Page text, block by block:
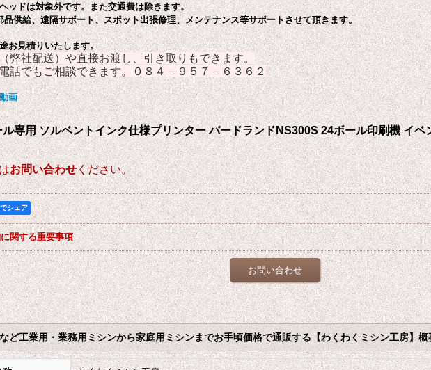
ッドは対象外です。また交通費は除きます。
品供給、遠隔サポート、スポット出張修理、メンテナンス等サポートさせて頂きます。
お見積りいたします。
弊社配送）や直接お渡し、引き取りもできます。
話でもご相談できます。０８４－９５７－６３６２
画
専用 ソルベントインク仕様プリンター バードランドNS300S 24ボール印刷機 イ
お問い合わせください。
シェア
関する重要事項
お問い合わせ
ど工業用・業務用ミシンから家庭用ミシンまでお手頃価格で通販する【わくわくミシン工房】概